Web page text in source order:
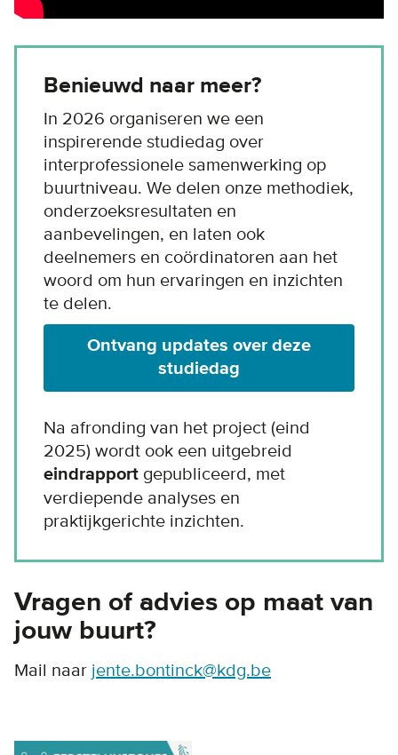
Benieuwd naar meer?
In 2026 organiseren we een
inspirerende studiedag over
interprofessionele samenwerking op
buurtniveau. We delen onze methodiek,
onderzoeksresultaten en
aanbevelingen, en laten ook
deelnemers en coördinatoren aan het
woord om hun ervaringen en inzichten
te delen.
Ontvang updates over deze
studiedag
Na afronding van het project (eind
2025) wordt ook een uitgebreid
eindrapport gepubliceerd, met
verdiepende analyses en
praktijkgerichte inzichten.
Vragen of advies op maat van
jouw buurt?
Mail naar jente.bontinck@kdg.be